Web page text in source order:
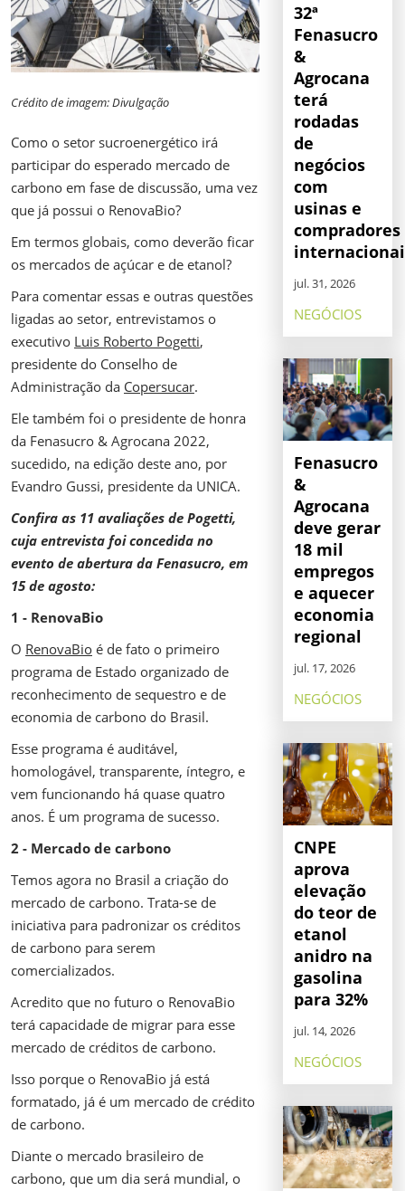
Crédito de imagem: Divulgação
Como o setor sucroenergético irá
participar do esperado mercado de
carbono em fase de discussão, uma vez
que já possui o RenovaBio?
Em termos globais, como deverão ficar
os mercados de açúcar e de etanol?
Para comentar essas e outras questões
ligadas ao setor, entrevistamos o
executivo Luis Roberto Pogetti,
presidente do Conselho de
Administração da Copersucar.
Ele também foi o presidente de honra
da Fenasucro & Agrocana 2022,
sucedido, na edição deste ano, por
Evandro Gussi, presidente da UNICA.
Confira as 11 avaliações de Pogetti,
cuja entrevista foi concedida no
evento de abertura da Fenasucro, em
15 de agosto:
1 - RenovaBio
O RenovaBio é de fato o primeiro
programa de Estado organizado de
reconhecimento de sequestro e de
economia de carbono do Brasil.
Esse programa é auditável,
homologável, transparente, íntegro, e
vem funcionando há quase quatro
anos. É um programa de sucesso.
2 - Mercado de carbono
Temos agora no Brasil a criação do
mercado de carbono. Trata-se de
iniciativa para padronizar os créditos
de carbono para serem
comercializados.
Acredito que no futuro o RenovaBio
terá capacidade de migrar para esse
mercado de créditos de carbono.
Isso porque o RenovaBio já está
formatado, já é um mercado de crédito
de carbono.
Diante o mercado brasileiro de
carbono, que um dia será mundial, o
32ª
Fenasucro
&
Agrocana
terá
rodadas
de
negócios
com
usinas e
compradores
jul. 31, 2026
NEGÓCIOS
Fenasucro
&
Agrocana
deve gerar
18 mil
empregos
e aquecer
economia
regional
jul. 17, 2026
NEGÓCIOS
CNPE
aprova
elevação
do teor de
etanol
anidro na
gasolina
para 32%
jul. 14, 2026
NEGÓCIOS